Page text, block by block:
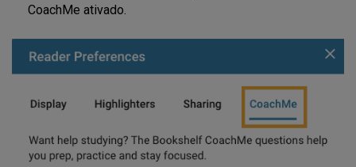
CoachMe ativado.